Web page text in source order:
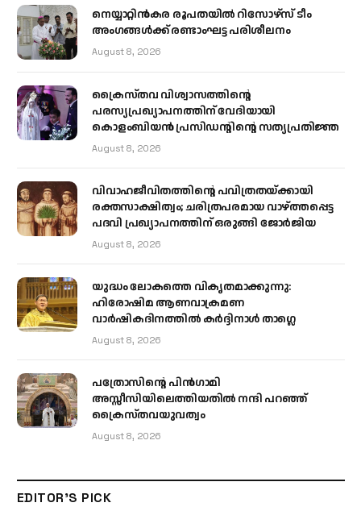
നെയ്യാറ്റിൻകര രൂപതയിൽ റിസോഴ്സ് ടീം
അംഗങ്ങൾക്ക് രണ്ടാംഘട്ട പരിശീലനം
August 8, 2026
ക്രൈസ്തവ വിശ്വാസത്തിന്റെ
പരസ്യപ്രഖ്യാപനത്തിന് വേദിയായി
കൊളംബിയൻ പ്രസിഡന്റിന്റെ സത്യപ്രതിജ്ഞ
August 8, 2026
വിവാഹജീവിതത്തിന്റെ പവിത്രതയ്ക്കായി
രക്തസാക്ഷിത്വം; ചരിത്രപരമായ വാഴ്ത്തപ്പെട്ട
പദവി പ്രഖ്യാപനത്തിന് ഒരുങ്ങി ജോര്‍ജിയ
August 8, 2026
യുദ്ധം ലോകത്തെ വികൃതമാക്കുന്നു:
ഹിരോഷിമ ആണവാക്രമണ
വാർഷികദിനത്തിൽ കർദ്ദിനാൾ താഗ്ലെ
August 8, 2026
പത്രോസിന്റെ പിൻഗാമി
അസ്സീസിയിലെത്തിയതിൽ നന്ദി പറഞ്ഞ്
ക്രൈസ്തവയുവത്വം
August 8, 2026
EDITOR'S PICK